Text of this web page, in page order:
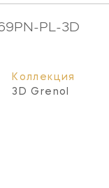
PL-3D
Коллекция
3D Grenol